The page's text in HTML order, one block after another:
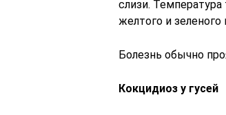
слизи.
желтого и
Болезнь обычно
Кокцидиоз у гусей